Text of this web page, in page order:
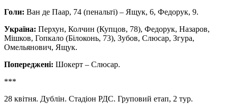
Голи: Ван де Паар, 74 (пенальті) – Ящук, 6, Федорук, 9.
Україна: Перхун, Колчин (Купцов, 78), Федорук, Назаров,
Мішков, Гопкало (Білоконь, 73), Зубов, Слюсар, Згура,
Омельянович, Ящук.
Попереджені: Шокерт – Слюсар.
***
28 квітня. Дублін. Стадіон РДС. Груповий етап, 2 тур.